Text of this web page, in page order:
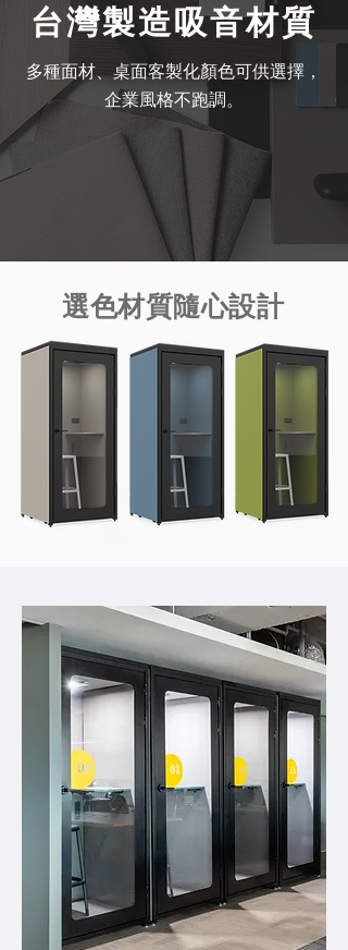
台灣製造吸音材質
多種面材、桌面客製化顏色可供選擇，
企業風格不跑調。
選色材質隨心設計